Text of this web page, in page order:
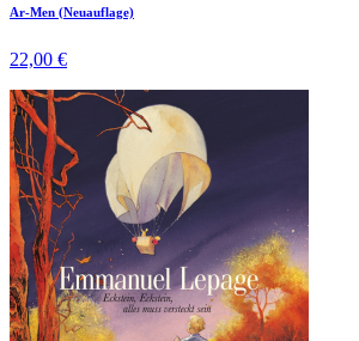
Ar-Men (Neuauflage)
22,00 €